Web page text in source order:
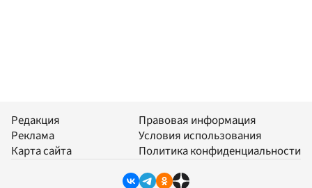
Редакция
Реклама
Карта сайта
Правовая информация
Условия использования
Политика конфиденциальности